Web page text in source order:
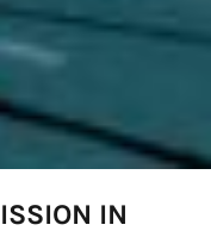
IN